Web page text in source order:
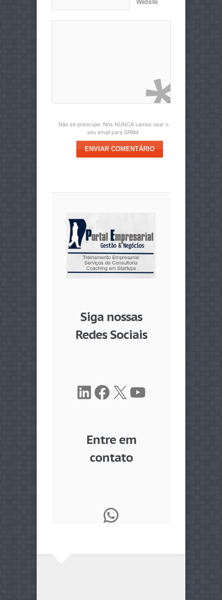
Não se preocupe. Nós NUNCA vamos usar o
seu email para SPAM.
ENVIAR COMENTÁRIO
Siga nossas
Redes Sociais
LinkedIn
Facebook
X Youtube
Entre em
contato
WhatsApp